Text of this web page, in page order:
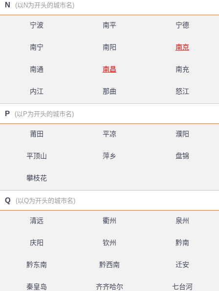
N (以N为开头的城市名)
宁波 南平 宁德
南宁 南阳 南京
南通 南昌 南充
内江 那曲 怒江
P (以P为开头的城市名)
莆田 平凉 濮阳
平顶山 萍乡 盘锦
攀枝花
Q (以Q为开头的城市名)
清远 衢州 泉州
庆阳 钦州 黔南
黔东南 黔西南 迁安
秦皇岛 齐齐哈尔 七台河